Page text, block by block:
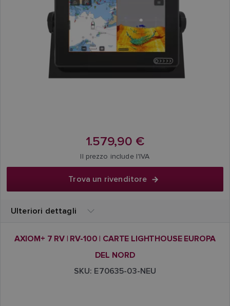
1.579,90 €
Il prezzo include l'IVA
Trova un rivenditore
Ulteriori dettagli
AXIOM+ 7 RV | RV-100 | CARTE LIGHTHOUSE EUROPA
DEL NORD
SKU: E70635-03-NEU